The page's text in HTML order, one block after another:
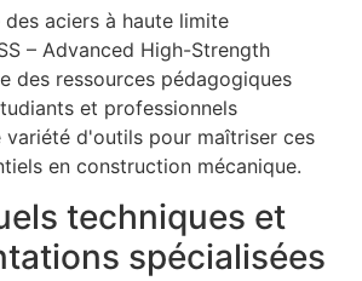
aciers à haute limite
– Advanced High-Strength
des ressources pédagogiques
et professionnels
variété d'outils pour maîtriser ces
en construction mécanique.
techniques et
spécialisées